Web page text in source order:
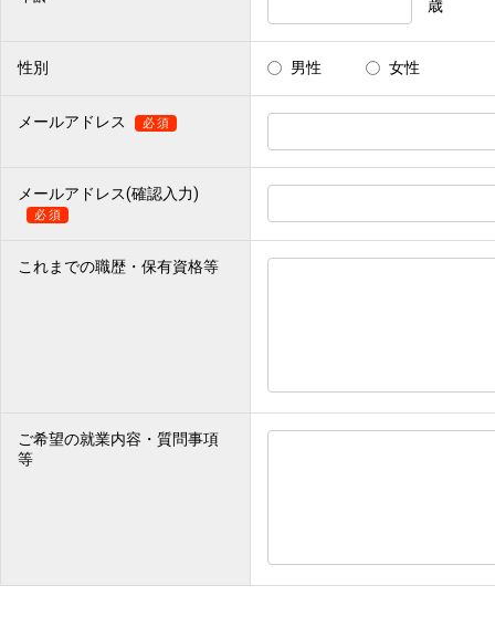
歳
性別 男性 女性
メールアドレス 必須
メールアドレス(確認入力)
必須
これまでの職歴・保有資格等
ご希望の就業内容・質問事項
等